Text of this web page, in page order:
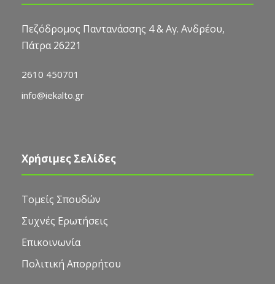
Πεζόδρομος Παντανάσσης 4 & Αγ. Ανδρέου,
Πάτρα 26221
2610 450701
info@iekalto.gr
Χρήσιμες Σελίδες
Τομείς Σπουδών
Συχνές Ερωτήσεις
Επικοινωνία
Πολιτική Απορρήτου